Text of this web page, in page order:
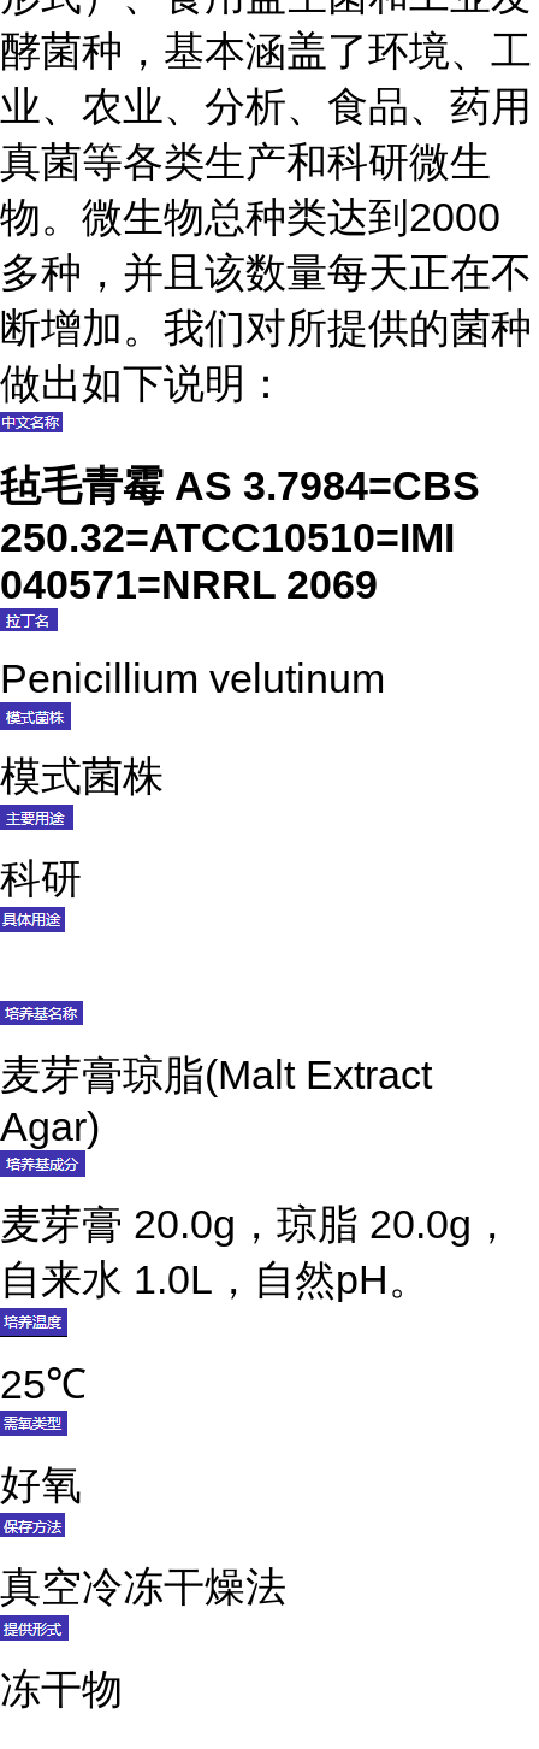
酵菌种，基本涵盖了环境、工
业、农业、分析、食品、药用
真菌等各类生产和科研微生
物。微生物总种类达到2000
多种，并且该数量每天正在不
断增加。我们对所提供的菌种
做出如下说明：
毡毛青霉 AS 3.7984=CBS
250.32=ATCC10510=IMI
040571=NRRL 2069
Penicillium velutinum
模式菌株
科研
麦芽膏琼脂(Malt Extract
Agar)
麦芽膏 20.0g，琼脂 20.0g，
自来水 1.0L，自然pH。
25℃
好氧
真空冷冻干燥法
冻干物